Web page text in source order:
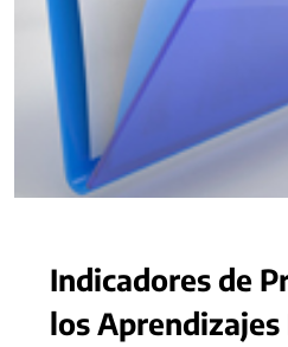
Indicadores de
los